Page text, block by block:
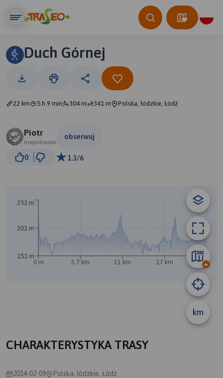
Duch Górnej
22 km 5 h 9 min 304 m 341 m Polska, łódzkie, Łódź
Piotr
majortraseo
obserwuj
0 1.3/6
km
0 m 5.7 km 11 km 17 km 22 km
151 m
201 m
251 m
CHARAKTERYSTYKA TRASY
2014-02-09 Polska, łódzkie, Łódź